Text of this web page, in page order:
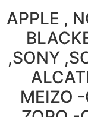
APPLE ,
,SONY
MEIZO